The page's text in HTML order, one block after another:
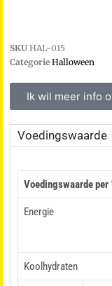
SKU HAL-015
Categorie Halloween
Ik wil meer info
Voedingswaarde
Voedingswaarde
Energie
Koolhydraten